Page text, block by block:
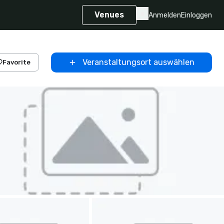
Venues AnmeldenEinloggen
Favorite Veranstaltungsort auswählen